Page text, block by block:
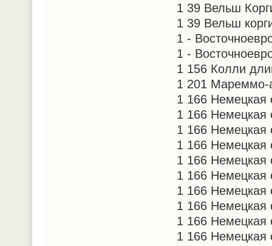
1 39 Вельш
1 39 Вельш
1 -
1 -
1 156 Колли
1 201 Мареммо-
1 166 Немецкая
1 166 Немецкая
1 166 Немецкая
1 166 Немецкая
1 166 Немецкая
1 166 Немецкая
1 166 Немецкая
1 166 Немецкая
1 166 Немецкая
1 166 Немецкая